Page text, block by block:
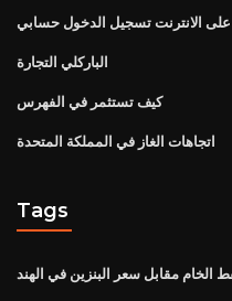
على الانترنت تسجيل الدخول حسابي
الباركلي التجارة
كيف تستثمر في الفهرس
اتجاهات الغاز في المملكة المتحدة
Tags
الخام مقابل سعر البنزين في الهند